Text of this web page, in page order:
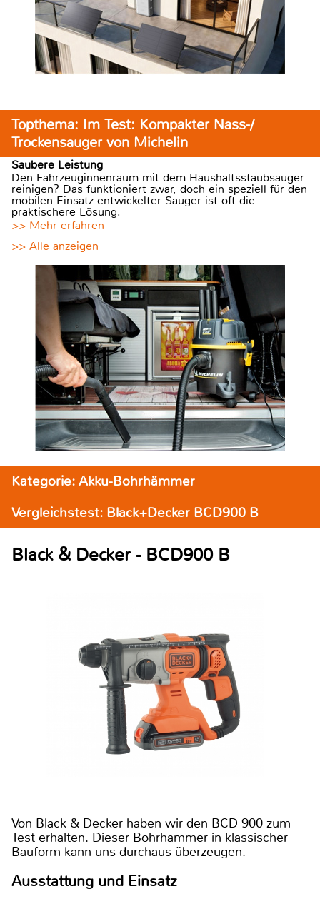
Topthema: Im Test: Kompakter Nass-/
Trockensauger von Michelin
Saubere Leistung
Den Fahrzeuginnenraum mit dem Haushaltsstaubsauger
reinigen? Das funktioniert zwar, doch ein speziell für den
mobilen Einsatz entwickelter Sauger ist oft die
praktischere Lösung.
>> Mehr erfahren
>> Alle anzeigen
Kategorie: Akku-Bohrhämmer
Vergleichstest: Black+Decker BCD900 B
Black & Decker - BCD900 B
Von Black & Decker haben wir den BCD 900 zum
Test erhalten. Dieser Bohrhammer in klassischer
Bauform kann uns durchaus überzeugen.
Ausstattung und Einsatz